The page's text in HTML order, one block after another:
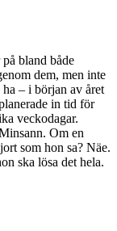
bland både
dem, men inte
– i början av året
in tid för
veckodagar.
Om en
som hon sa? Näe.
ska lösa det hela.